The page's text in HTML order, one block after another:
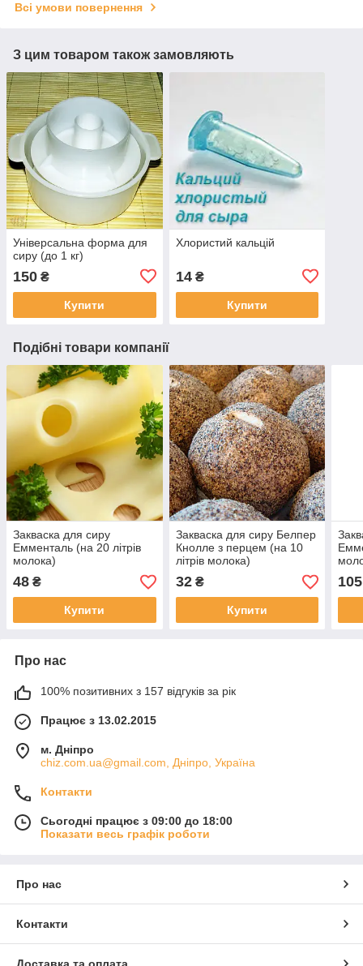
Всі умови повернення
З цим товаром також замовляють
Універсальна форма для
сиру (до 1 кг)
150 ₴
Купити
Хлористий кальцій
14₴
Купити
Подібні товари компанії
Закваска для сиру
Емменталь (на 20 літрів
молока)
48 ₴
Купити
Закваска для сиру Белпер
Кнолле з перцем (на 10
літрів молока)
32₴
Купити
105
Про нас
100% позитивних з 157 відгуків за рік
Працює з 13.02.2015
м. Дніпро
chiz.com.ua@gmail.com, Дніпро, Україна
Контакти
Сьогодні працює з 09:00 до 18:00
Показати весь графік роботи
Про нас
Контакти